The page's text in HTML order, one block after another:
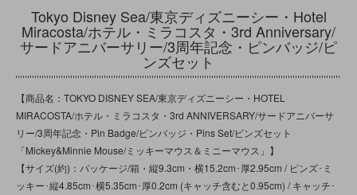
Tokyo Disney Sea/東京ディズニーシー・Hotel
Miracosta/ホテル・ミラコスタ・3rd Anniversary/
サードアニバーサリー/3周年記念・ピンバッジ/ピ
ンズセット
【商品名：TOKYO DISNEY SEA/東京ディズニーシー・HOTEL
MIRACOSTA/ホテル・ミラコスタ・3rd ANNIVERSARY/サードアニバーサ
リー/3周年記念・Pin Badge/ピンバッジ・Pins Set/ピンズセット
「Mickey&Minnie Mouse/ミッキーマウス＆ミニーマウス」】
【サイズ(約)：パッケージ/箱・縦9.3cm・横15.2cm･厚2.95cm / ピンズ･ミ
ッキー･縦4.85cm･横5.35cm･厚0.2cm (キャッチ含むと0.95cm) / キャッチ･